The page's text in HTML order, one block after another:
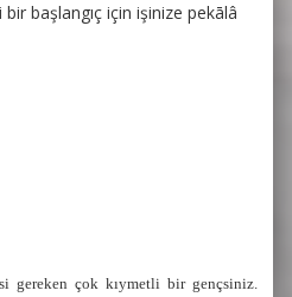
başlangıç için işinize pekālâ
gereken çok kıymetli bir gençsiniz.